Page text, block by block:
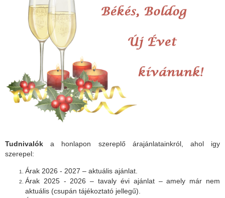
Tudnivalók a honlapon szereplő árajánlatainkról, ahol igy
szerepel:
Árak 2026 - 2027 – aktuális ajánlat.
Árak 2025 - 2026 – tavaly évi ajánlat – amely már nem
aktuális (csupán tájékoztató jellegű).